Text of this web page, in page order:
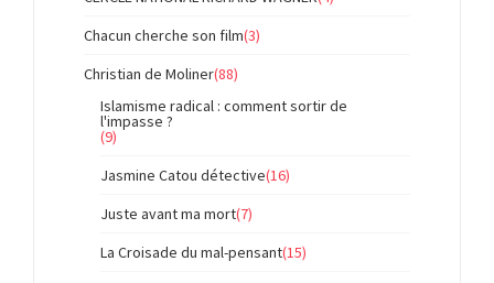
Chacun cherche son film(3)
Christian de Moliner(88)
Islamisme radical : comment sortir de
l'impasse ?
(9)
Jasmine Catou détective(16)
Juste avant ma mort(7)
La Croisade du mal-pensant(15)